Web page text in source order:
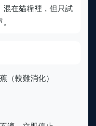
混在貓糧裡，但只試
（較難消化）